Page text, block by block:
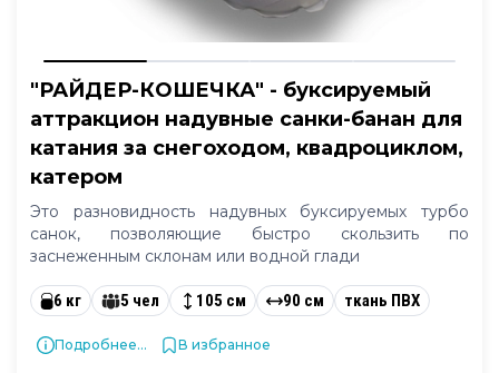
"РАЙДЕР-КОШЕЧКА" - буксируемый
аттракцион надувные санки-банан для
катания за снегоходом, квадроциклом,
катером
Это разновидность надувных буксируемых турбо
санок, позволяющие быстро скользить по
заснеженным склонам или водной глади
6 кг 5 чел 105 см 90 см ткань ПВХ
Подробнее... В избранное